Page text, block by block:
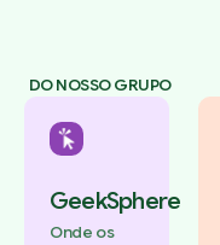
DO NOSSO GRUPO
GeekSphere
Onde os